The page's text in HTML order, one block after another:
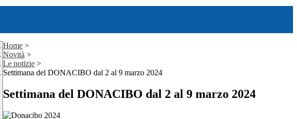
Home >
Novità >
Le notizie >
Settimana del DONACIBO dal 2 al 9 marzo 2024
Settimana del DONACIBO dal 2 al 9 marzo 2024